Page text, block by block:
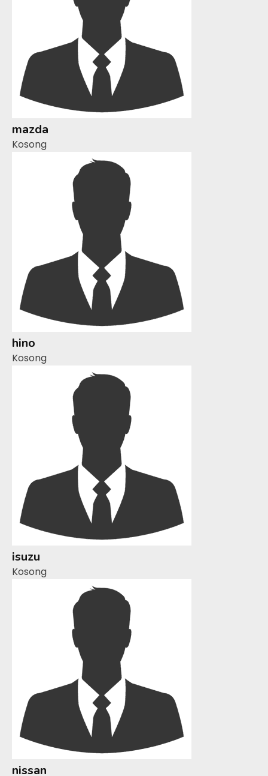
mazda
Kosong
hino
Kosong
isuzu
Kosong
nissan